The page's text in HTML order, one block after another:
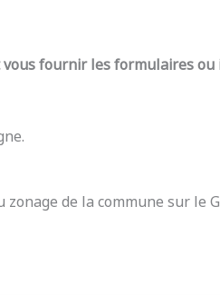
fournir les formulaires
de la commune sur le